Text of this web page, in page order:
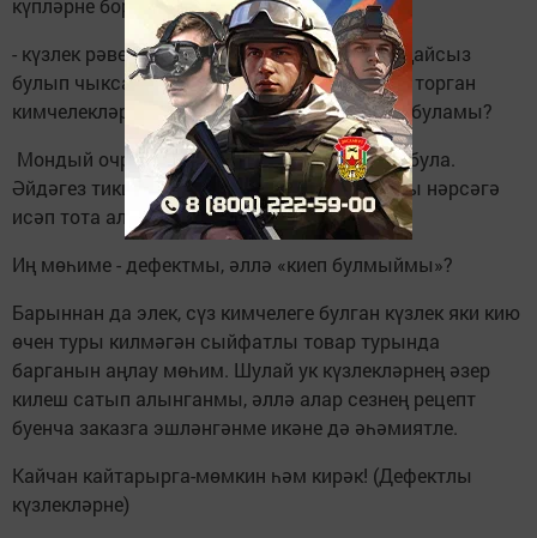
күпләрне борчыган мөрәҗәгать килде:
- күзлек рәвеше буенча туры килмәсә яки уңайсыз
булып чыкса, шул ук вакытта күзгә күренеп торган
кимчелекләре булмаса, аны кире кайтарып буламы?
Мондый очраклар, кызганычка каршы, еш була.
Әйдәгез тикшереп карыйк, безнең кулланучы нәрсәгә
исәп тота ала.
Иң мөһиме - дефектмы, әллә «киеп булмыймы»?
Барыннан да элек, сүз кимчелеге булган күзлек яки кию
өчен туры килмәгән сыйфатлы товар турында
барганын аңлау мөһим. Шулай ук күзлекләрнең әзер
килеш сатып алынганмы, әллә алар сезнең рецепт
буенча заказга эшләнгәнме икәне дә әһәмиятле.
Кайчан кайтарырга-мөмкин һәм кирәк! (Дефектлы
күзлекләрне)